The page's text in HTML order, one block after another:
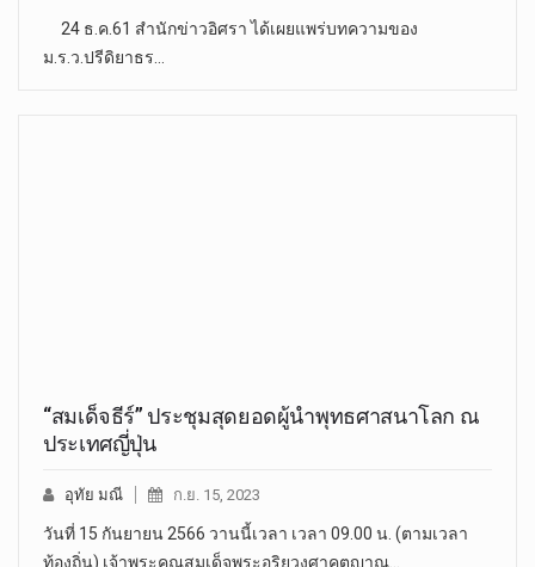
24 ธ.ค.61 สำนักข่าวอิศรา ได้เผยแพร่บทความของ
ม.ร.ว.ปรีดิยาธร…
“สมเด็จธีร์” ประชุมสุดยอดผู้นำพุทธศาสนาโลก ณ
ประเทศญี่ปุ่น
อุทัย มณี ก.ย. 15, 2023
วันที่ 15 กันยายน 2566 วานนี้เวลา เวลา 09.00 น. (ตามเวลา
ท้องถิ่น) เจ้าพระคุณสมเด็จพระอริยวงศาคตญาณ…